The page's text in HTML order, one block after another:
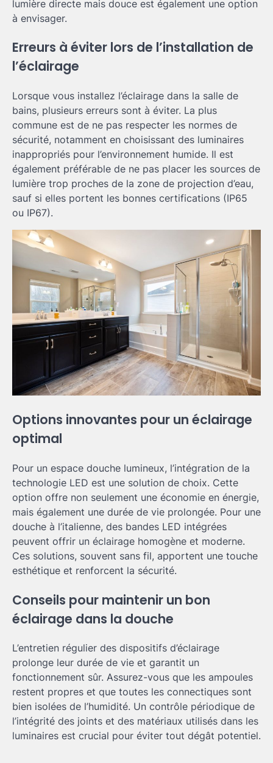
lumière directe mais douce est également une option
à envisager.
Erreurs à éviter lors de l’installation de
l’éclairage
Lorsque vous installez l’éclairage dans la salle de
bains, plusieurs erreurs sont à éviter. La plus
commune est de ne pas respecter les normes de
sécurité, notamment en choisissant des luminaires
inappropriés pour l’environnement humide. Il est
également préférable de ne pas placer les sources de
lumière trop proches de la zone de projection d’eau,
sauf si elles portent les bonnes certifications (IP65
ou IP67).
Options innovantes pour un éclairage
optimal
Pour un espace douche lumineux, l’intégration de la
technologie LED est une solution de choix. Cette
option offre non seulement une économie en énergie,
mais également une durée de vie prolongée. Pour une
douche à l’italienne, des bandes LED intégrées
peuvent offrir un éclairage homogène et moderne.
Ces solutions, souvent sans fil, apportent une touche
esthétique et renforcent la sécurité.
Conseils pour maintenir un bon
éclairage dans la douche
L’entretien régulier des dispositifs d’éclairage
prolonge leur durée de vie et garantit un
fonctionnement sûr. Assurez-vous que les ampoules
restent propres et que toutes les connectiques sont
bien isolées de l’humidité. Un contrôle périodique de
l’intégrité des joints et des matériaux utilisés dans les
luminaires est crucial pour éviter tout dégât potentiel.